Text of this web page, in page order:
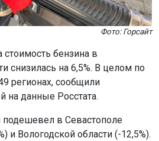
Фото: Горсайт
стоимость бензина в
снизилась на 6,5%. В целом по
регионах, сообщили
на данные Росстата.
подешевел в Севастополе
и Вологодской области (-12,5%).